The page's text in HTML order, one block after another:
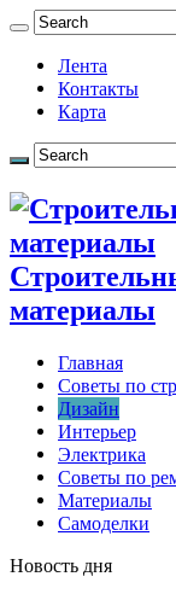
Лента
Контакты
Карта
материалы
Главная
Советы по
Дизайн
Интерьер
Электрика
Советы по
Материалы
Самоделки
Новость дня